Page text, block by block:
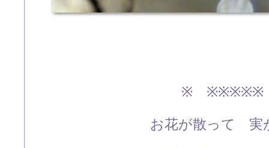
※
お花が散って 実